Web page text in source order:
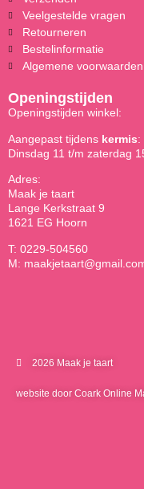
Veelgestelde vragen
Retourneren
Bestelinformatie
Algemene voorwaarden
Openingstijden
Openingstijden winkel:
Aangepast tijdens kermis:
Dinsdag 11 t/m zaterdag
Adres:
Maak je taart
Lange Kerkstraat 9
1621 EG Hoorn
T: 0229-504560
M:
2026 Maak je taart
website door Coark Online